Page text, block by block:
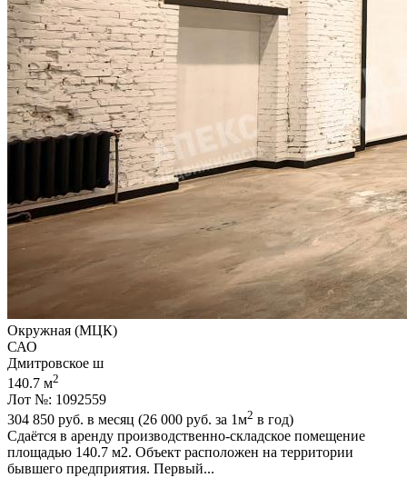
Окружная (МЦК)
САО
Дмитровское ш
140.7 м2
Лот №: 1092559
304 850 руб. в месяц (26 000 руб. за 1м2 в год)
Сдаётся в аренду производственно-складское помещение
площадью 140.7 м2. Объект расположен на территории
бывшего предприятия. Первый...